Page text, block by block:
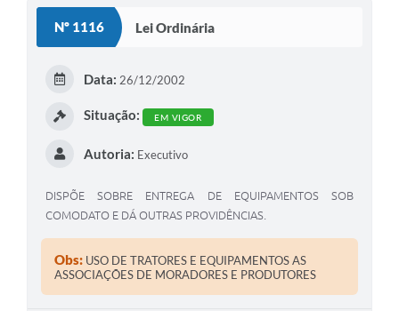
Nº 1116 Lei Ordinária
Data: 26/12/2002
Situação: EM VIGOR
Autoria: Executivo
DISPÕE SOBRE ENTREGA DE EQUIPAMENTOS SOB
COMODATO E DÁ OUTRAS PROVIDÊNCIAS.
Obs: USO DE TRATORES E EQUIPAMENTOS AS
ASSOCIAÇÕES DE MORADORES E PRODUTORES